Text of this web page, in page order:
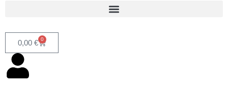
0,00 € 0